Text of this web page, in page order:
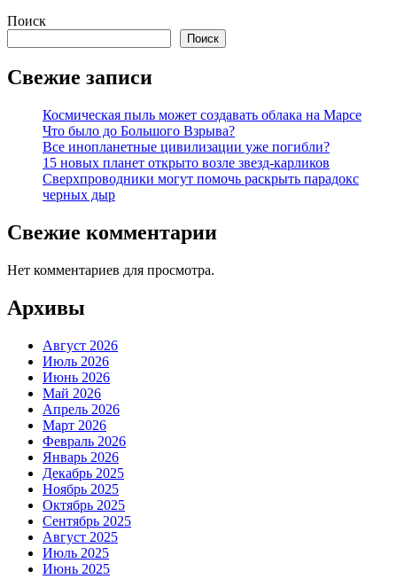
Поиск
Поиск
Свежие записи
Космическая пыль может создавать облака на Марсе
Что было до Большого Взрыва?
Все инопланетные цивилизации уже погибли?
15 новых планет открыто возле звезд-карликов
Сверхпроводники могут помочь раскрыть парадокс
черных дыр
Свежие комментарии
Нет комментариев для просмотра.
Архивы
Август 2026
Июль 2026
Июнь 2026
Май 2026
Апрель 2026
Март 2026
Февраль 2026
Январь 2026
Декабрь 2025
Ноябрь 2025
Октябрь 2025
Сентябрь 2025
Август 2025
Июль 2025
Июнь 2025